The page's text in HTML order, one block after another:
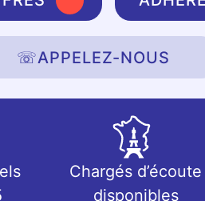
☏APPELEZ-NOUS
Chargés d’écoute
disponibles